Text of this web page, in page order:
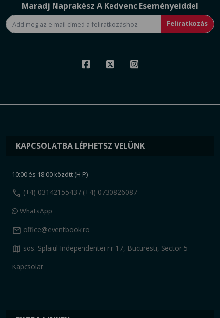
Maradj Naprakész A Kedvenc Eseményeiddel
Feliratkozás
KAPCSOLATBA LÉPHETSZ VELÜNK
10:00 és 18:00 között (H-P)
call (+4) 0314215543 / (+4) 0730826087
WhatsApp
mail office@eventbook.ro
map sos. Splaiul Independentei nr 17, Bucuresti, Sector 5
Kapcsolat